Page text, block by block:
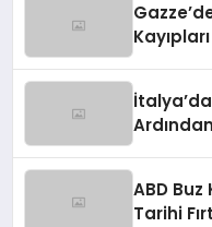
ABD
Tarihi